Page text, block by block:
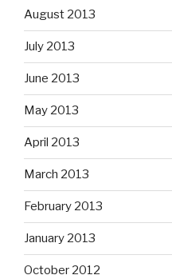
August 2013
July 2013
June 2013
May 2013
April 2013
March 2013
February 2013
January 2013
October 2012